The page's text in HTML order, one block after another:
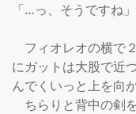
「…っ、そうですね」
フィオレオの横で
にガットは大股で近
んでくいっと上を向か
ちらりと背中の剣